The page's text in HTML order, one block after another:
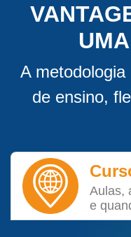
A
de ensino,
Aulas,
e